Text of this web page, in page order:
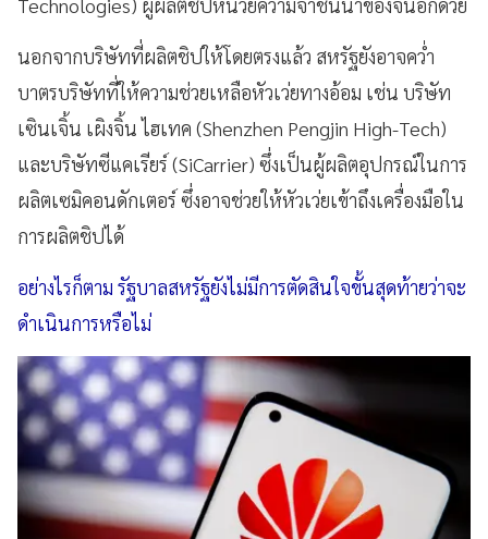
Technologies) ผู้ผลิตชิปหน่วยความจำชั้นนำของจีนอีกด้วย
นอกจากบริษัทที่ผลิตชิปให้โดยตรงแล้ว สหรัฐยังอาจคว่ำ
บาตรบริษัทที่ให้ความช่วยเหลือหัวเว่ยทางอ้อม เช่น บริษัท
เซินเจิ้น เผิงจิ้น ไฮเทค (Shenzhen Pengjin High-Tech)
และบริษัทซีแคเรียร์ (SiCarrier) ซึ่งเป็นผู้ผลิตอุปกรณ์ในการ
ผลิตเซมิคอนดักเตอร์ ซึ่งอาจช่วยให้หัวเว่ยเข้าถึงเครื่องมือใน
การผลิตชิปได้
อย่างไรก็ตาม รัฐบาลสหรัฐยังไม่มีการตัดสินใจขั้นสุดท้ายว่าจะ
ดำเนินการหรือไม่